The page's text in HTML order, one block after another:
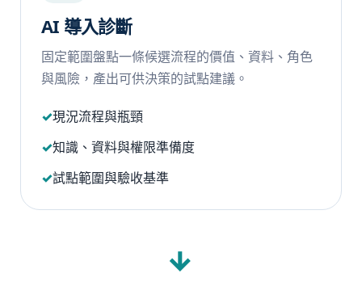
AI 導入診斷
固定範圍盤點一條候選流程的價值、資料、角色
與風險，產出可供決策的試點建議。
現況流程與瓶頸
知識、資料與權限準備度
試點範圍與驗收基準
→